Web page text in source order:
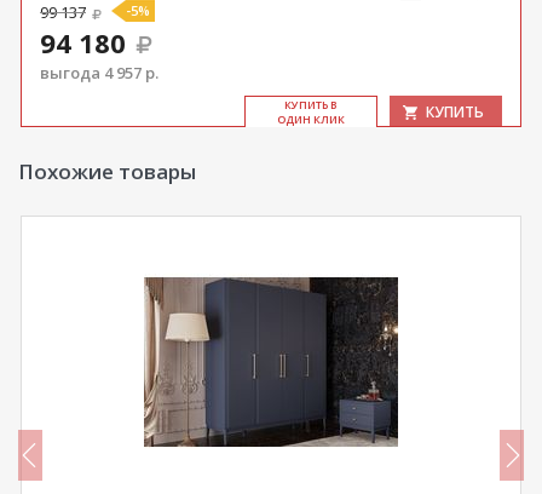
99 137 -5%
94 180
выгода 4 957 р.
КУ­ПИТЬ В
ОДИН КЛИК
КУПИТЬ
Похожие товары